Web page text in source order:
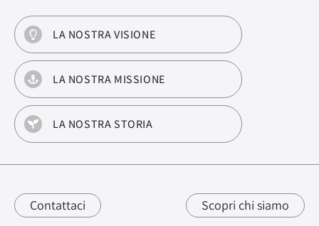
LA NOSTRA VISIONE
LA NOSTRA MISSIONE
LA NOSTRA STORIA
Contattaci Scopri chi siamo